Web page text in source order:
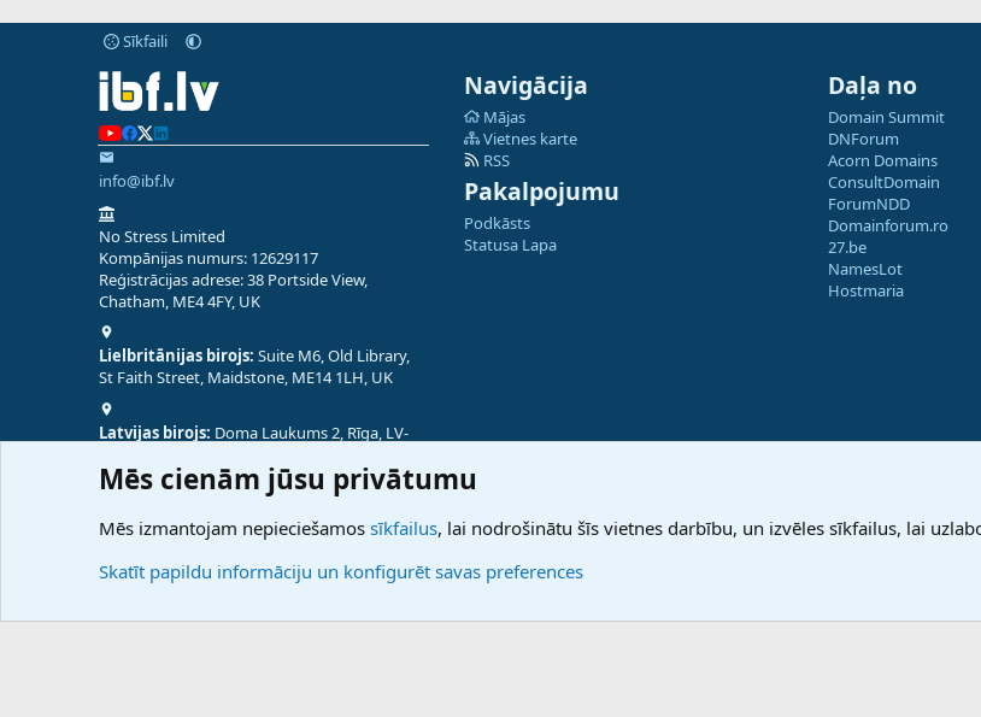
Sīkfaili
info@ibf.lv
No Stress Limited
Kompānijas numurs: 12629117
Reģistrācijas adrese: 38 Portside View,
Chatham, ME4 4FY, UK
Lielbritānijas birojs: Suite M6, Old Library,
St Faith Street, Maidstone, ME14 1LH, UK
Latvijas birojs: Doma Laukums 2, Rīga, LV-
Navigācija
Mājas
Vietnes karte
RSS
Pakalpojumu
Podkāsts
Statusa Lapa
Daļa no
Domain Summit
DNForum
Acorn Domains
ConsultDomain
ForumNDD
Domainforum.ro
27.be
NamesLot
Hostmaria
Mēs cienām jūsu privātumu
Mēs izmantojam nepieciešamos sīkfailus, lai nodrošinātu šīs vietnes darbību, un izvēles sīkfailus, lai
Skatīt papildu informāciju un konfigurēt savas preferences